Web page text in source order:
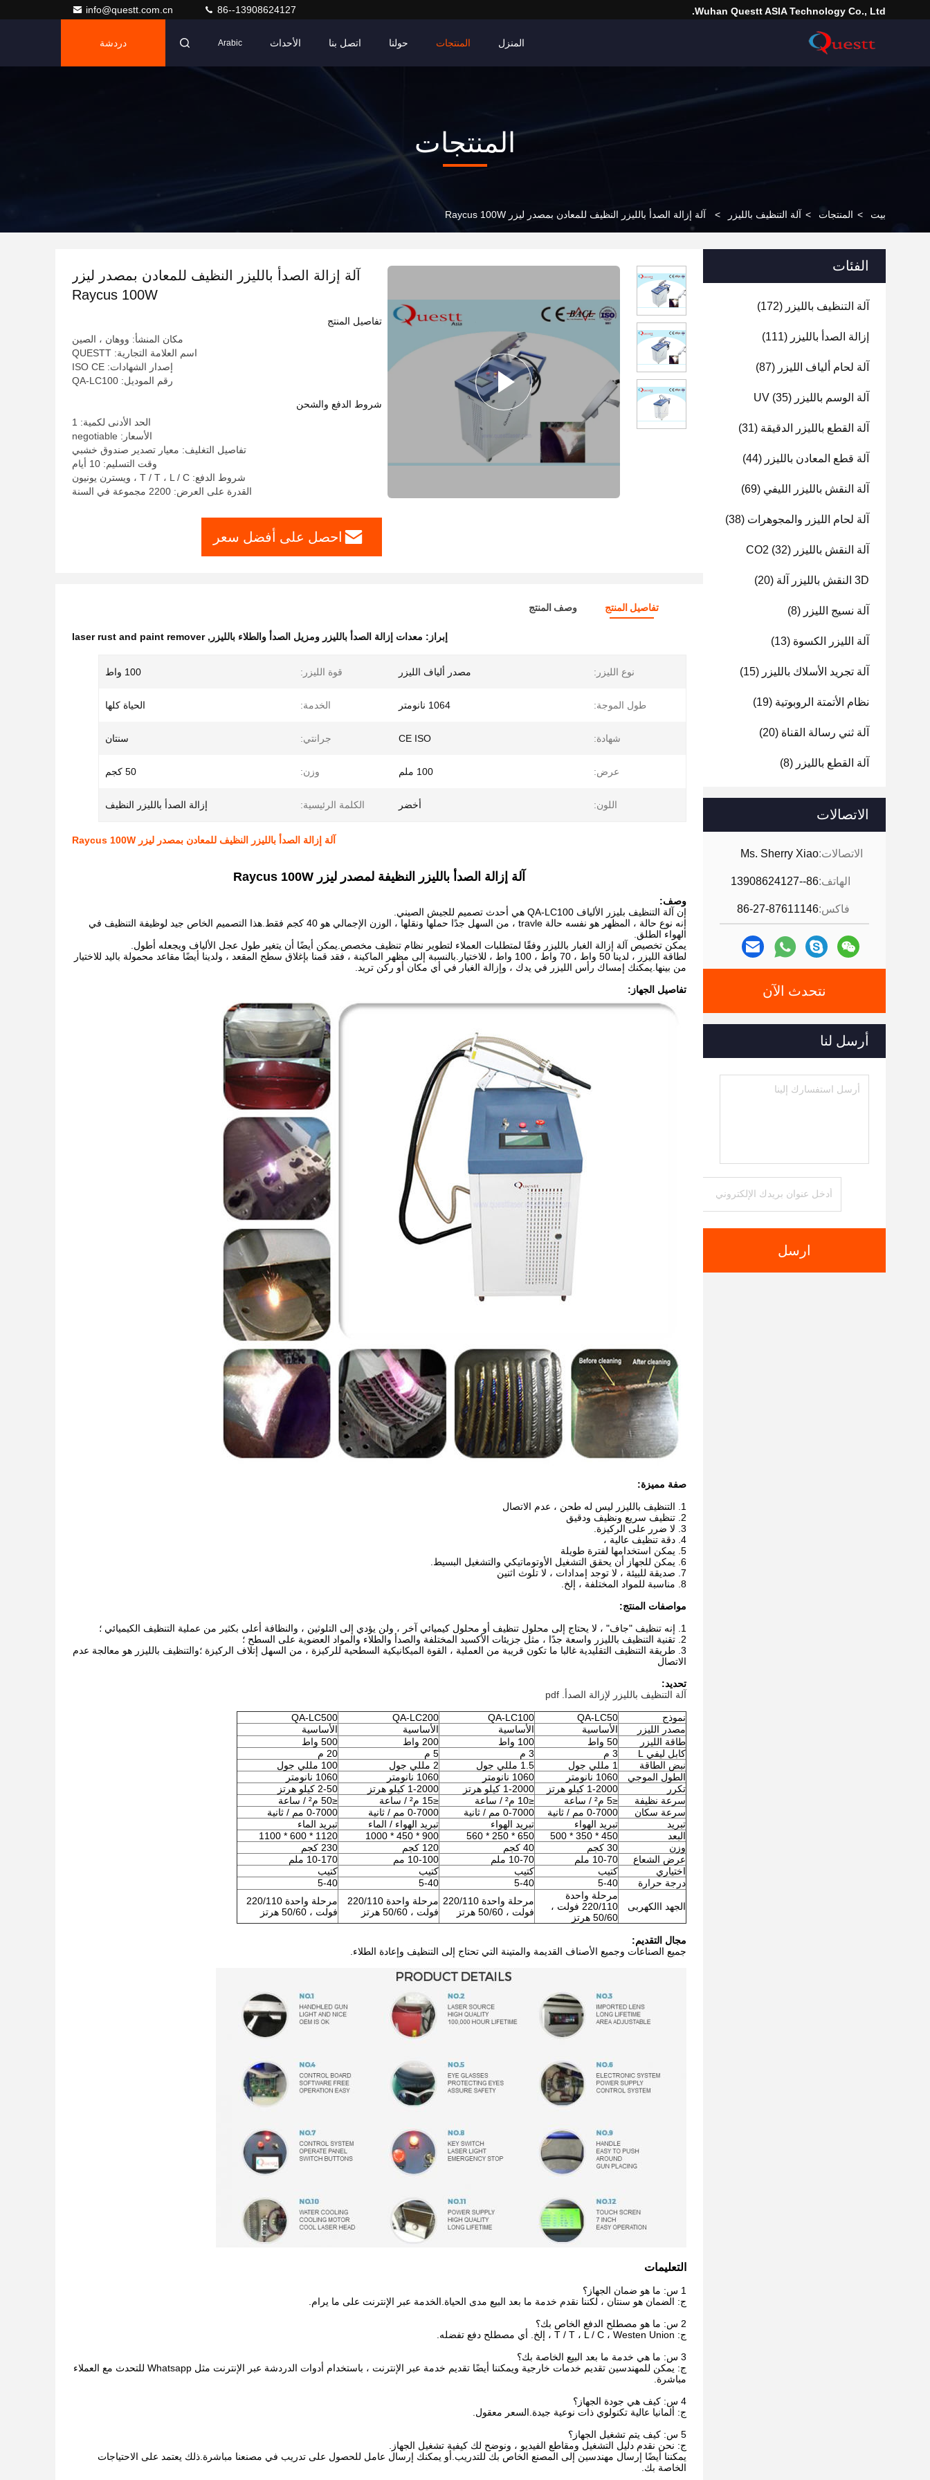
Wuhan Questt ASIA Technology Co., Ltd.
info@questt.com.cn 86--13908624127
المنزل المنتجات حولنا اتصل بنا الأحداث Arabic دردشة
المنتجات
بيت > المنتجات > آلة التنظيف بالليزر > آلة إزالة الصدأ بالليزر النظيف للمعادن بمصدر ليزر Raycus 100W
الفئات
آلة التنظيف بالليزر (172)
إزالة الصدأ بالليزر (111)
آلة لحام ألياف الليزر (87)
آلة الوسم بالليزر UV (35)
آلة القطع بالليزر الدقيقة (31)
آلة قطع المعادن بالليزر (44)
آلة النقش بالليزر الليفي (69)
آلة لحام الليزر والمجوهرات (38)
آلة النقش بالليزر CO2 (32)
3D النقش بالليزر آلة (20)
آلة نسيج الليزر (8)
آلة الليزر الكسوة (13)
آلة تجريد الأسلاك بالليزر (15)
نظام الأتمتة الروبوتية (19)
آلة ثني رسالة القناة (20)
آلة القطع بالليزر (8)
الاتصالات
الاتصالات:Ms. Sherry Xiao
الهاتف:86--13908624127
فاكس:86-27-87611146
نتحدث الآن
أرسل لنا
ارسل
آلة إزالة الصدأ بالليزر النظيف للمعادن بمصدر ليزر
Raycus 100W
تفاصيل المنتج
مكان المنشأ: ووهان ، الصين
اسم العلامة التجارية: QUESTT
إصدار الشهادات: ISO CE
رقم الموديل: QA-LC100
شروط الدفع والشحن
الحد الأدنى لكمية: 1
الأسعار: negotiable
تفاصيل التغليف: معيار تصدير صندوق خشبي
وقت التسليم: 10 أيام
شروط الدفع: T / T ، L / C ، ويسترن يونيون
القدرة على العرض: 2200 مجموعة في السنة
احصل على أفضل سعر
تفاصيل المنتج وصف المنتج
إبراز: معدات إزالة الصدأ بالليزر ومزيل الصدأ والطلاء بالليزر ,
laser rust and paint remover
نوع الليزر: مصدر ألياف الليزر قوة الليزر: 100 واط
طول الموجة: 1064 نانومتر الخدمة: الحياة كلها
شهادة: CE ISO جرانتي: سنتان
عرض: 100 ملم وزن: 50 كجم
اللون: أخضر الكلمة الرئيسية: إزالة الصدأ بالليزر النظيف
آلة إزالة الصدأ بالليزر النظيف للمعادن بمصدر ليزر Raycus 100W
آلة إزالة الصدأ بالليزر النظيفة لمصدر ليزر Raycus 100W
وصف:
إن آلة التنظيف بليزر الألياف QA-LC100 هي أحدث تصميم للجيش الصيني.
إنه نوع حالة ، المظهر هو نفسه حالة travle ، من السهل جدًا حملها ونقلها ، الوزن الإجمالي هو 40 كجم فقط.هذا التصميم الخاص جيد لوظيفة التنظيف في
الهواء الطلق.
يمكن تخصيص آلة إزالة الغبار بالليزر وفقًا لمتطلبات العملاء لتطوير نظام تنظيف مخصص.يمكن أيضًا أن يتغير طول عجل الألياف ويجعله أطول.
لطاقة الليزر ، لدينا 50 واط ، 70 واط ، 100 واط ، للاختيار.بالنسبة إلى مظهر الماكينة ، فقد قمنا بإغلاق سطح المقعد ، ولدينا أيضًا مقاعد محمولة باليد للاختيار
من بينها.يمكنك إمساك رأس الليزر في يدك ، وإزالة الغبار في أي مكان أو ركن تريد.
تفاصيل الجهاز:
صفة مميزة:
1. التنظيف بالليزر ليس له طحن ، عدم الاتصال
2. تنظيف سريع ونظيف ودقيق
3. لا ضرر على الركيزة.
4. دقة تنظيف عالية ،
5. يمكن استخدامها لفترة طويلة
6. يمكن للجهاز أن يحقق التشغيل الأوتوماتيكي والتشغيل البسيط.
7. صديقة للبيئة ، لا توجد إمدادات ، لا تلوث اثنين
8. مناسبة للمواد المختلفة ، إلخ.
مواصفات المنتج:
1. إنه تنظيف "جاف" ، لا يحتاج إلى محلول تنظيف أو محلول كيميائي آخر ، ولن يؤدي إلى التلوثين ، والنظافة أعلى بكثير من عملية التنظيف الكيميائي ؛
2. تقنية التنظيف بالليزر واسعة جدًا ، مثل جزيئات الأكسيد المختلفة والصدأ والطلاء والمواد العضوية على السطح ؛
3. طريقة التنظيف التقليدية غالبا ما تكون قريبة من العملية ، القوة الميكانيكية السطحية للركيزة ، من السهل إتلاف الركيزة ؛والتنظيف بالليزر هو معالجة عدم
الاتصال
تحديد:
آلة التنظيف بالليزر لإزالة الصدأ. pdf
نموذج QA-LC50
QA-LC100
QA-LC200
QA-LC500
مصدر الليزر
الأساسية الأساسية الأساسية
الأساسية
طاقة الليزر
50 واط 100 واط 200 واط
500 واط
كابل ليفي L
3 م 3 م 5 م
20 م
نبض الطاقة
1 مللي جول 1.5 مللي جول 2 مللي جول
100 مللي جول
الطول الموجي
1060 نانومتر 1060 نانومتر 1060 نانومتر
1060 نانومتر
تكرر
1-2000 كيلو هرتز 1-2000 كيلو هرتز 1-2000 كيلو هرتز
2-50 كيلو هرتز
سرعة نظيفة
≤5 م² / ساعة ≤10 م² / ساعة ≤15 م² / ساعة
≤50 م² / ساعة
سرعة سكان
0-7000 مم / ثانية 0-7000 مم / ثانية 0-7000 مم / ثانية
0-7000 مم / ثانية
تبريد
تبريد الهواء تبريد الهواء تبريد الهواء / الماء
تبريد الماء
البعد
450 * 350 * 500
650 * 250 * 560
900 * 450 * 1000
1120 * 600 * 1100
وزن
30 كجم 40 كجم 120 كجم
230 كجم
عرض الشعاع
10-70 ملم 10-70 ملم 10-100 مم
10-170 ملم
اختياري
كتيب كتيب كتيب
كتيب
درجة حرارة
5-40
5-40
5-40
5-40
الجهد االكهربى
مرحلة واحدة
220/110 فولت ،
50/60 هرتز
مرحلة واحدة 220/110
فولت ، 50/60 هرتز
مرحلة واحدة 220/110
فولت ، 50/60 هرتز
مرحلة واحدة 220/110
فولت ، 50/60 هرتز
مجال التقديم:
جميع الصناعات وجميع الأصناف القديمة والمتينة التي تحتاج إلى التنظيف وإعادة الطلاء.
التعليمات
1 س: ما هو ضمان الجهاز؟
ج: الضمان هو سنتان ، لكننا نقدم خدمة ما بعد البيع مدى الحياة.الخدمة عبر الإنترنت على ما يرام.
2 س: ما هو مصطلح الدفع الخاص بك؟
ج: T / T ، L / C ، Westen Union ، إلخ. أي مصطلح دفع تفضله.
3 س: ما هي خدمة ما بعد البيع الخاصة بك؟
ج: يمكن للمهندسين تقديم خدمات خارجية ويمكننا أيضًا تقديم خدمة عبر الإنترنت ، باستخدام أدوات الدردشة عبر الإنترنت مثل Whatsapp للتحدث مع العملاء
مباشرة.
4 س: كيف هي جودة الجهاز؟
ج: ألمانيا عالية تكنولوي ذات نوعية جيدة.السعر معقول.
5 س: كيف يتم تشغيل الجهاز؟
ج: نحن نقدم دليل التشغيل ومقاطع الفيديو ، ونوضح لك كيفية تشغيل الجهاز.
يمكننا أيضًا إرسال مهندسين إلى المصنع الخاص بك للتدريب.أو يمكنك إرسال عامل للحصول على تدريب في مصنعنا مباشرة.ذلك يعتمد على الاحتياجات
الخاصة بك.